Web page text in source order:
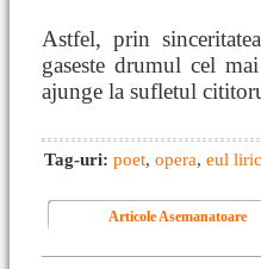
Astfel, prin
gaseste drumul cel
ajunge la sufletul
Tag-uri: poet, opera, eul liric
Articole Asemanatoare